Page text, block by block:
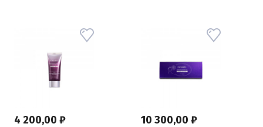
4 200,00 ₽ 10 300,00 ₽